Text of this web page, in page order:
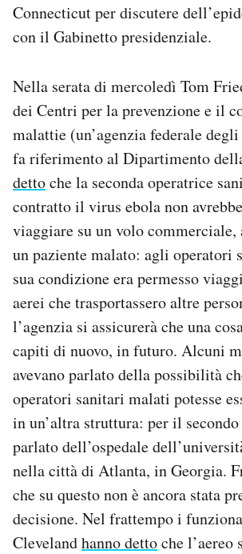
Connecticut per discutere
con il Gabinetto presidenziale.
Nella serata di mercoledì Tom
dei Centri per la prevenzione e il
malattie (un’agenzia federale
fa riferimento al Dipartimento
dettoche la seconda operatrice
contratto il virus ebola non
viaggiare su un volo commerciale,
un paziente malato: agli operatori
sua condizione era permesso
aerei che trasportassero altre
l’agenzia si assicurerà che una
capiti di nuovo, in futuro. Alcuni
avevano parlato della possibilità
operatori sanitari malati potesse
in un’altra struttura: per il
parlato dell’ospedale
nella città di Atlanta, in Georgia.
che su questo non è ancora stata
decisione. Nel frattempo i
Clevelandhanno dettoche l’aereo